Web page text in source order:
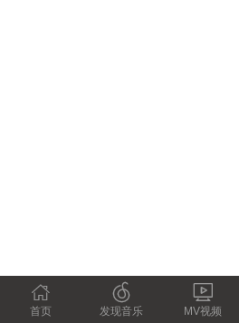

首页

发现音乐

MV视频